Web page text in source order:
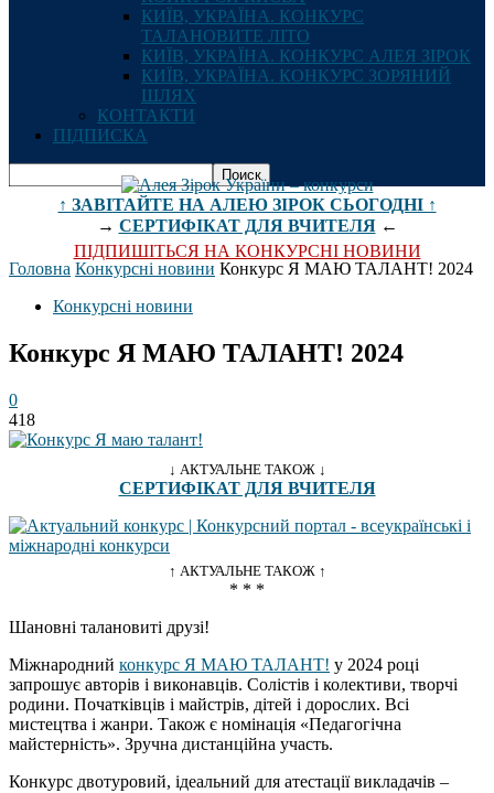
КИЇВ, УКРАЇНА. КОНКУРС
ТАЛАНОВИТЕ ЛІТО
КИЇВ, УКРАЇНА. КОНКУРС АЛЕЯ ЗІРОК
КИЇВ, УКРАЇНА. КОНКУРС ЗОРЯНИЙ
ШЛЯХ
КОНТАКТИ
ПІДПИСКА
↑ ЗАВІТАЙТЕ НА АЛЕЮ ЗІРОК СЬОГОДНІ ↑
→ СЕРТИФІКАТ ДЛЯ ВЧИТЕЛЯ←
ПІДПИШІТЬСЯ НА КОНКУРСНІ НОВИНИ
Головна Конкурсні новини Конкурс Я МАЮ ТАЛАНТ! 2024
Конкурсні новини
Конкурс Я МАЮ ТАЛАНТ! 2024
0
418
↓ АКТУАЛЬНЕ ТАКОЖ ↓
СЕРТИФІКАТ ДЛЯ ВЧИТЕЛЯ
↑ АКТУАЛЬНЕ ТАКОЖ ↑
* * *
Шановні талановиті друзі!
Міжнародний конкурс Я МАЮ ТАЛАНТ! у 2024 році
запрошує авторів і виконавців. Солістів і колективи, творчі
родини. Початківців і майстрів, дітей і дорослих. Всі
мистецтва і жанри. Також є номінація «Педагогічна
майстерність». Зручна дистанційна участь.
Конкурс двотуровий, ідеальний для атестації викладачів –